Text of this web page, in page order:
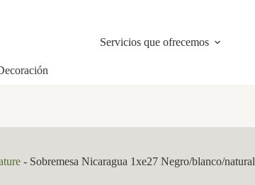
Servicios que ofrecemos
- Sobremesa Nicaragua 1xe27 Negro/blanco/natural